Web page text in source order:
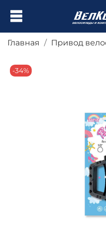
Главная Привод
-34%